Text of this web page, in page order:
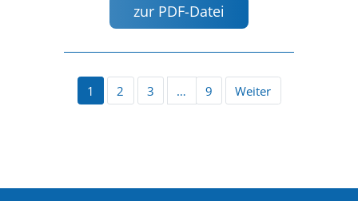
zur PDF-Datei
1 2 3 … 9 Weiter